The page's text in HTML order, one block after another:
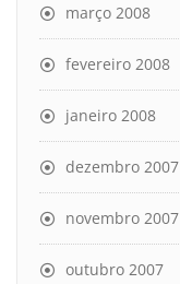
março 2008
fevereiro 2008
janeiro 2008
dezembro 2007
novembro 2007
outubro 2007